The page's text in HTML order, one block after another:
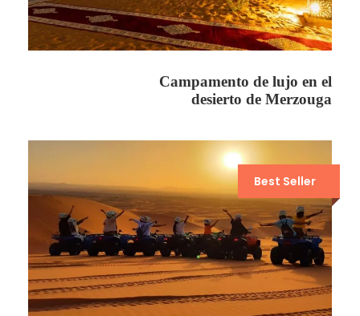
8 Am
Precio Incluye
Vehículo privado 4x4 o minibús con A/C
Combustible.
Campamento de lujo en el
desierto de Merzouga
Best Seller